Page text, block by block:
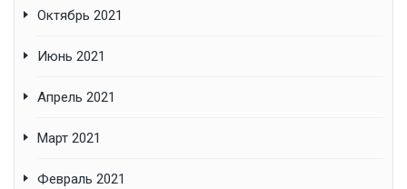
Октябрь 2021
Июнь 2021
Апрель 2021
Март 2021
Февраль 2021